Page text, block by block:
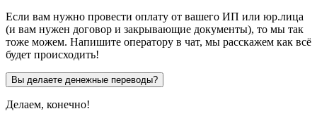
Если вам нужно провести оплату от вашего ИП или юр.лица
(и вам нужен договор и закрывающие документы), то мы так
тоже можем. Напишите оператору в чат, мы расскажем как всё
будет происходить!
Вы делаете денежные переводы?
Делаем, конечно!